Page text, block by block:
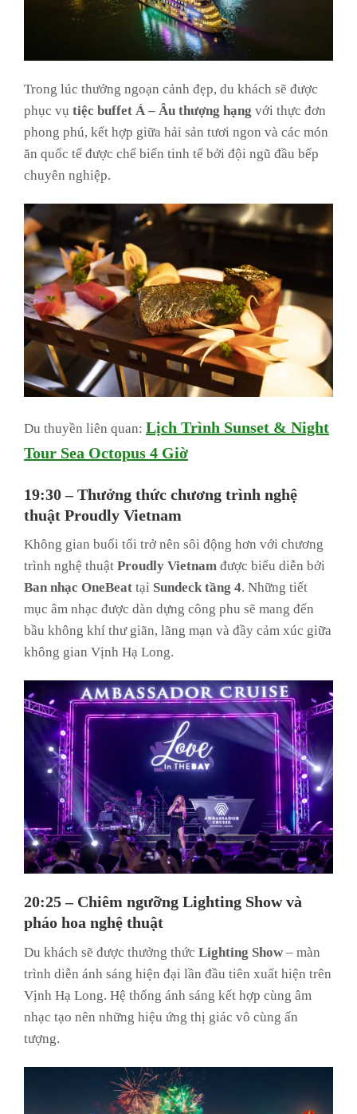
Trong lúc thưởng ngoạn cảnh đẹp, du khách sẽ được
phục vụ tiệc buffet Á – Âu thượng hạng với thực đơn
phong phú, kết hợp giữa hải sản tươi ngon và các món
ăn quốc tế được chế biến tinh tế bởi đội ngũ đầu bếp
chuyên nghiệp.
Du thuyền liên quan: Lịch Trình Sunset & Night
Tour Sea Octopus 4 Giờ
19:30 – Thưởng thức chương trình nghệ
thuật Proudly Vietnam
Không gian buổi tối trở nên sôi động hơn với chương
trình nghệ thuật Proudly Vietnam được biểu diễn bởi
Ban nhạc OneBeat tại Sundeck tầng 4. Những tiết
mục âm nhạc được dàn dựng công phu sẽ mang đến
bầu không khí thư giãn, lãng mạn và đầy cảm xúc giữa
không gian Vịnh Hạ Long.
20:25 – Chiêm ngưỡng Lighting Show và
pháo hoa nghệ thuật
Du khách sẽ được thưởng thức Lighting Show – màn
trình diễn ánh sáng hiện đại lần đầu tiên xuất hiện trên
Vịnh Hạ Long. Hệ thống ánh sáng kết hợp cùng âm
nhạc tạo nên những hiệu ứng thị giác vô cùng ấn
tượng.